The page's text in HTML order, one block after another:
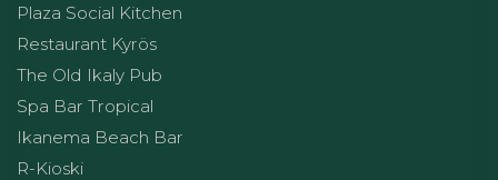
Plaza Social Kitchen
Restaurant Kyrös
The Old Ikaly Pub
Spa Bar Tropical
Ikanema Beach Bar
R-Kioski